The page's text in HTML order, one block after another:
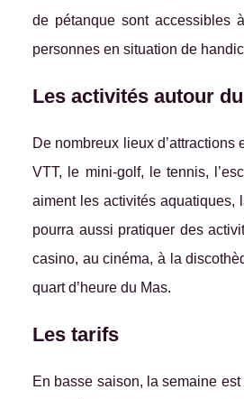
de pétanque sont accessibles
personnes en situation de
Les activités autour
De nombreux lieux
VTT, le mini-golf, le tennis,
aiment les activités aquatiques,
pourra aussi pratiquer des
casino, au cinéma, à la
quart d’heure du Mas.
Les tarifs
En basse saison, la semaine